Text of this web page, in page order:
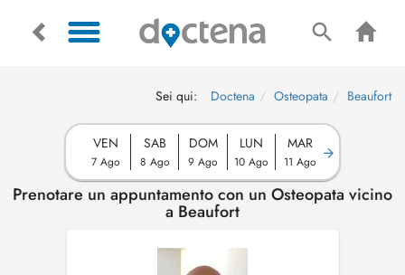
Sei qui: Doctena Osteopata Beaufort
VEN
7 Ago
SAB
8 Ago
DOM
9 Ago
LUN
10 Ago
MAR
11 Ago
Prenotare un appuntamento con un Osteopata vicino
a Beaufort